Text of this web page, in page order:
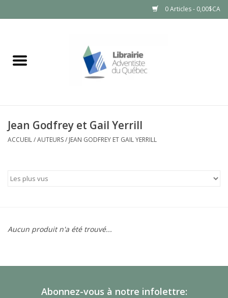
0 Articles - 0,00$CA
Jean Godfrey et Gail Yerrill
ACCUEIL/AUTEURS/ JEAN GODFREY ET GAIL YERRILL
Aucun produit n'a été trouvé...
Abonnez-vous à notre infolettre: